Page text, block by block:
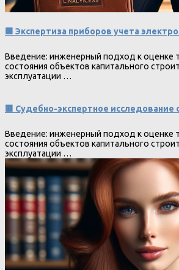
🟩 Экспертиза приборов учета
Введение: инженерный подход к оценке
состояния объектов капитального
эксплуатации …
🟥 Судебно-экспертное исследование
Введение: инженерный подход к оценке
состояния объектов капитального
эксплуатации …